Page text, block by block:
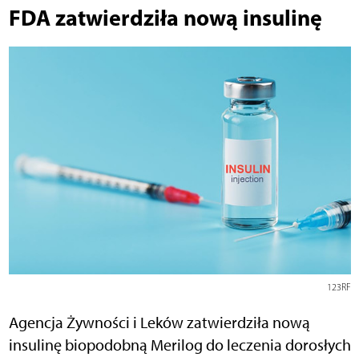
FDA zatwierdziła nową insulinę
123RF
Agencja Żywności i Leków zatwierdziła nową
insulinę biopodobną Merilog do leczenia dorosłych